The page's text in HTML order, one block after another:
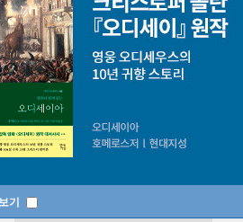
기
가 좋아하는 멋진 그림 쉽게 그